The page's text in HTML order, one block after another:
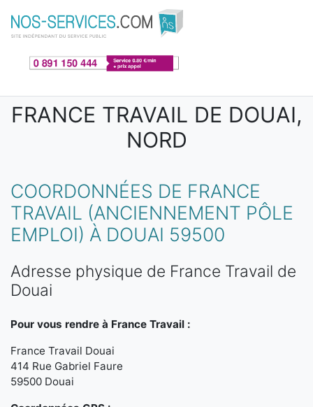
Aller au contenu principal
FRANCE TRAVAIL DE DOUAI,
NORD
COORDONNÉES DE FRANCE
TRAVAIL (ANCIENNEMENT PÔLE
EMPLOI) À DOUAI 59500
Adresse physique de France Travail de
Douai
Pour vous rendre à France Travail :
France Travail Douai
414 Rue Gabriel Faure
59500 Douai